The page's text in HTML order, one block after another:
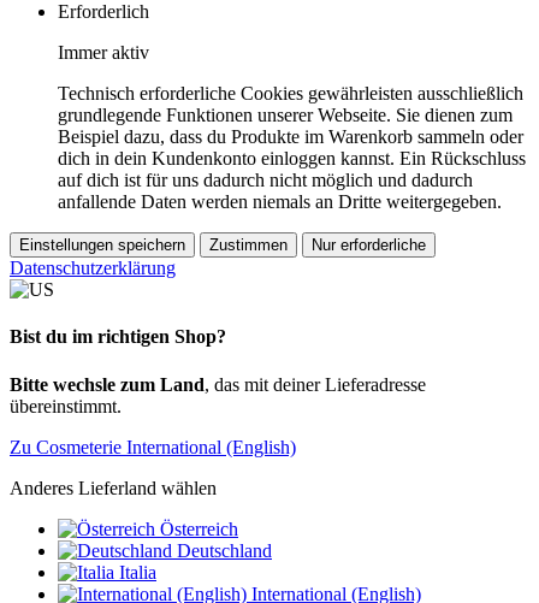
Erforderlich
Immer aktiv
Technisch erforderliche Cookies gewährleisten ausschließlich
grundlegende Funktionen unserer Webseite. Sie dienen zum
Beispiel dazu, dass du Produkte im Warenkorb sammeln oder
dich in dein Kundenkonto einloggen kannst. Ein Rückschluss
auf dich ist für uns dadurch nicht möglich und dadurch
anfallende Daten werden niemals an Dritte weitergegeben.
Einstellungen speichern Zustimmen Nur erforderliche
Datenschutzerklärung
Bist du im richtigen Shop?
Bitte wechsle zum Land, das mit deiner Lieferadresse
übereinstimmt.
Zu Cosmeterie International (English)
Anderes Lieferland wählen
Österreich
Deutschland
Italia
International (English)